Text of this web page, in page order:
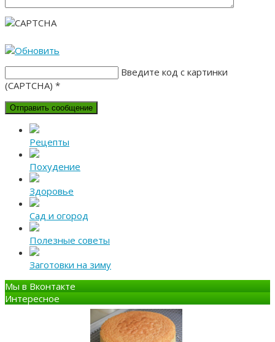
Введите код с картинки
(CAPTCHA) *
Рецепты
Похудение
Здоровье
Сад и огород
Полезные советы
Заготовки на зиму
Мы в Вконтакте
Интересное